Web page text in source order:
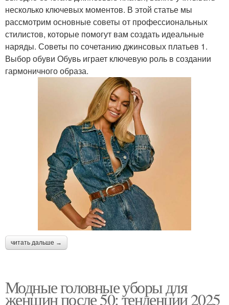
несколько ключевых моментов. В этой статье мы
рассмотрим основные советы от профессиональных
стилистов, которые помогут вам создать идеальные
наряды. Советы по сочетанию джинсовых платьев 1.
Выбор обуви Обувь играет ключевую роль в создании
гармоничного образа.
читать дальше →
Модные головные уборы для
женщин после 50: тенденции 2025